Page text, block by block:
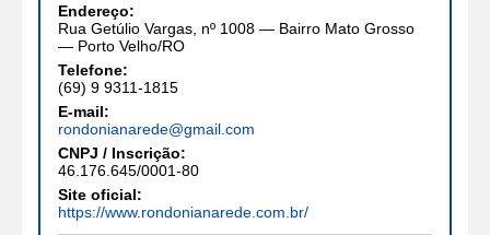
Endereço:
Rua Getúlio Vargas, nº 1008 — Bairro Mato Grosso
— Porto Velho/RO
Telefone:
(69) 9 9311-1815
E-mail:
rondonianarede@gmail.com
CNPJ / Inscrição:
46.176.645/0001-80
Site oficial:
https://www.rondonianarede.com.br/